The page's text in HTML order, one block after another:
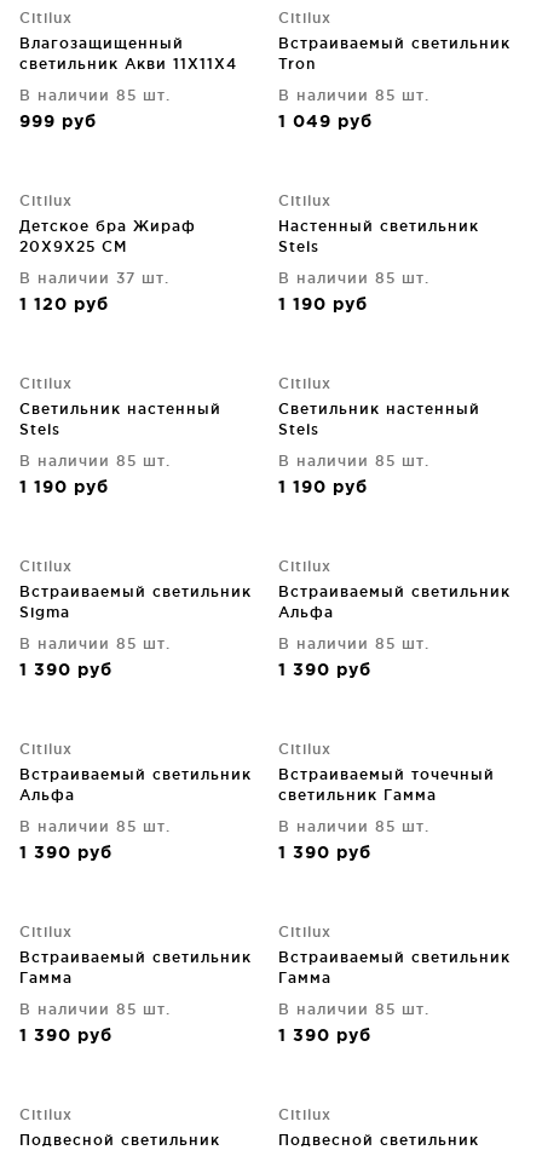
Citilux
Влагозащищенный
светильник Акви 11X11X4
В наличии 85 шт.
999 руб
Citilux
Встраиваемый светильник
Tron
В наличии 85 шт.
1 049 руб
Citilux
Детское бра Жираф
20X9X25 CM
В наличии 37 шт.
1 120 руб
Citilux
Настенный светильник
Stels
В наличии 85 шт.
1 190 руб
Citilux
Светильник настенный
Stels
В наличии 85 шт.
1 190 руб
Citilux
Светильник настенный
Stels
В наличии 85 шт.
1 190 руб
Citilux
Встраиваемый светильник
Sigma
В наличии 85 шт.
1 390 руб
Citilux
Встраиваемый светильник
Альфа
В наличии 85 шт.
1 390 руб
Citilux
Встраиваемый светильник
Альфа
В наличии 85 шт.
1 390 руб
Citilux
Встраиваемый точечный
светильник Гамма
В наличии 85 шт.
1 390 руб
Citilux
Встраиваемый светильник
Гамма
В наличии 85 шт.
1 390 руб
Citilux
Встраиваемый светильник
Гамма
В наличии 85 шт.
1 390 руб
Citilux
Подвесной светильник
Citilux
Подвесной светильник